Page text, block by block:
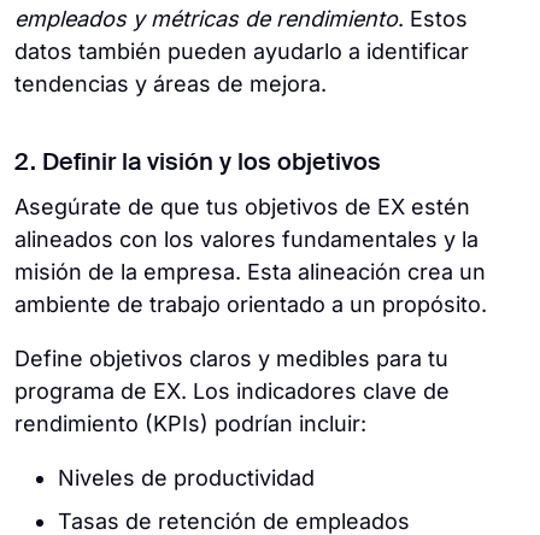
empleados y métricas de rendimiento. Estos
datos también pueden ayudarlo a identificar
tendencias y áreas de mejora.
2. Definir la visión y los objetivos
Asegúrate de que tus objetivos de EX estén
alineados con los valores fundamentales y la
misión de la empresa. Esta alineación crea un
ambiente de trabajo orientado a un propósito.
Define objetivos claros y medibles para tu
programa de EX. Los indicadores clave de
rendimiento (KPIs) podrían incluir:
Niveles de productividad
Tasas de retención de empleados